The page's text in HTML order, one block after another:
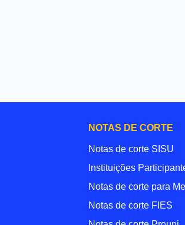
NOTAS DE CORTE
Notas de corte SISU
Instituições
Notas de corte para
Notas de corte FIES